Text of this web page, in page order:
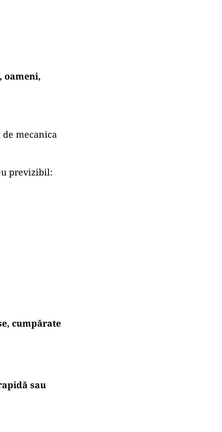
oameni,
mecanica
previzibil:
cumpărate
sau